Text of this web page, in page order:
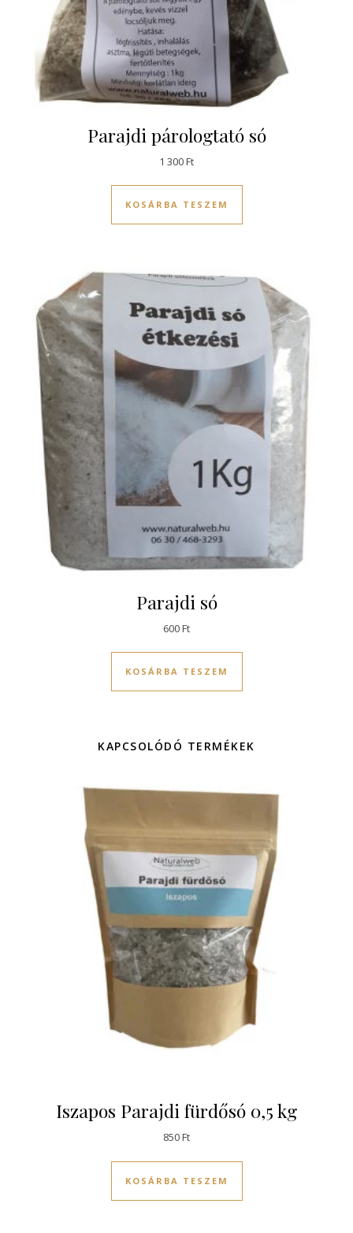
Parajdi párologtató só
1 300Ft
KOSÁRBA TESZEM
Parajdi só
600Ft
KOSÁRBA TESZEM
KAPCSOLÓDÓ TERMÉKEK
Iszapos Parajdi fürdősó 0,5 kg
850Ft
KOSÁRBA TESZEM